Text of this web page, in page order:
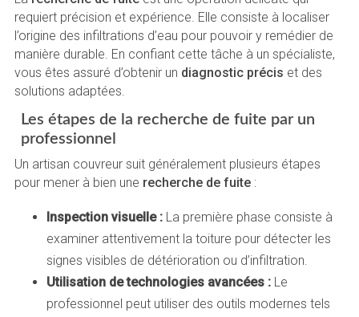
requiert précision et expérience. Elle consiste à localiser
l’origine des infiltrations d’eau pour pouvoir y remédier de
manière durable. En confiant cette tâche à un spécialiste,
vous êtes assuré d’obtenir un diagnostic précis et des
solutions adaptées.
Les étapes de la recherche de fuite par un
professionnel
Un artisan couvreur suit généralement plusieurs étapes
pour mener à bien une recherche de fuite:
Inspection visuelle :La première phase consiste à
examiner attentivement la toiture pour détecter les
signes visibles de détérioration ou d’infiltration.
Utilisation de technologies avancées :Le
professionnel peut utiliser des outils modernes tels